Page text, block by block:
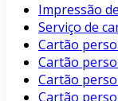
Impressão
Serviço de
Cartão
Cartão
Cartão
Cartão